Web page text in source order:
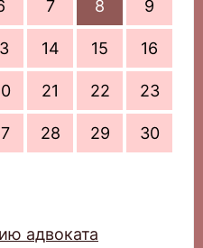
7 8 9
14 15 16
21 22 23
28 29 30
адвоката